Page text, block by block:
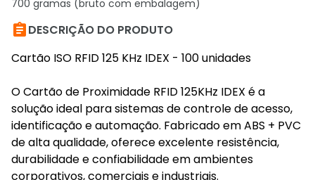
700 gramas (bruto com embalagem)
DESCRIÇÃO DO PRODUTO
Cartão ISO RFID 125 KHz IDEX - 100 unidades
O Cartão de Proximidade RFID 125KHz IDEX é a
solução ideal para sistemas de controle de acesso,
identificação e automação. Fabricado em ABS + PVC
de alta qualidade, oferece excelente resistência,
durabilidade e confiabilidade em ambientes
corporativos, comerciais e industriais.